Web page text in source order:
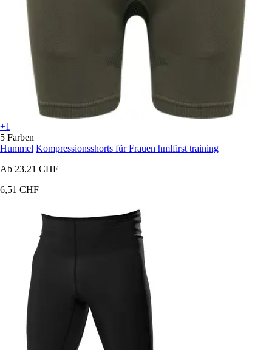
+1
5 Farben
Hummel Kompressionsshorts für Frauen hmlfirst training
Ab 23,21 CHF
6,51 CHF